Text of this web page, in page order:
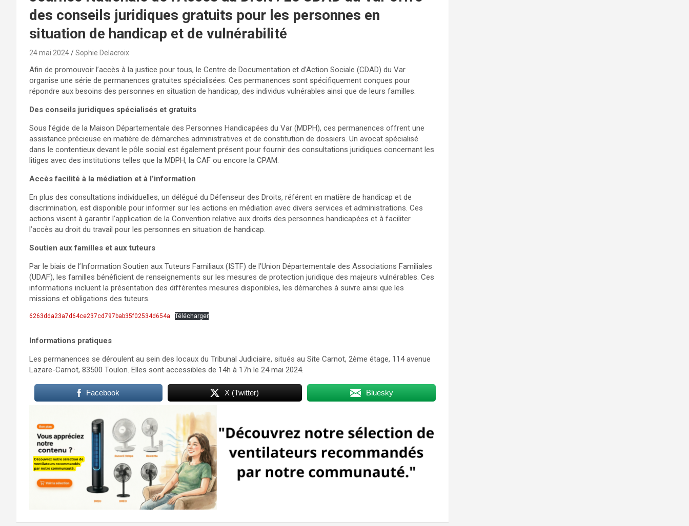
des conseils juridiques gratuits pour les personnes en
situation de handicap et de vulnérabilité
24 mai 2024 Sophie Delacroix
Afin de promouvoir l’accès à la justice pour tous, le Centre de Documentation et d’Action Sociale (CDAD) du Var
organise une série de permanences gratuites spécialisées. Ces permanences sont spécifiquement conçues pour
répondre aux besoins des personnes en situation de handicap, des individus vulnérables ainsi que de leurs familles.
Des conseils juridiques spécialisés et gratuits
Sous l’égide de la Maison Départementale des Personnes Handicapées du Var (MDPH), ces permanences offrent une
assistance précieuse en matière de démarches administratives et de constitution de dossiers. Un avocat spécialisé
dans le contentieux devant le pôle social est également présent pour fournir des consultations juridiques concernant les
litiges avec des institutions telles que la MDPH, la CAF ou encore la CPAM.
Accès facilité à la médiation et à l’information
En plus des consultations individuelles, un délégué du Défenseur des Droits, référent en matière de handicap et de
discrimination, est disponible pour informer sur les actions en médiation avec divers services et administrations. Ces
actions visent à garantir l’application de la Convention relative aux droits des personnes handicapées et à faciliter
l’accès au droit du travail pour les personnes en situation de handicap.
Soutien aux familles et aux tuteurs
Par le biais de l’Information Soutien aux Tuteurs Familiaux (ISTF) de l’Union Départementale des Associations Familiales
(UDAF), les familles bénéficient de renseignements sur les mesures de protection juridique des majeurs vulnérables. Ces
informations incluent la présentation des différentes mesures disponibles, les démarches à suivre ainsi que les
missions et obligations des tuteurs.
6263dda23a7d64ce237cd797bab35f02534d654a Télécharger
Informations pratiques
Les permanences se déroulent au sein des locaux du Tribunal Judiciaire, situés au Site Carnot, 2ème étage, 114 avenue
Lazare-Carnot, 83500 Toulon. Elles sont accessibles de 14h à 17h le 24 mai 2024.
Facebook X (Twitter) Bluesky